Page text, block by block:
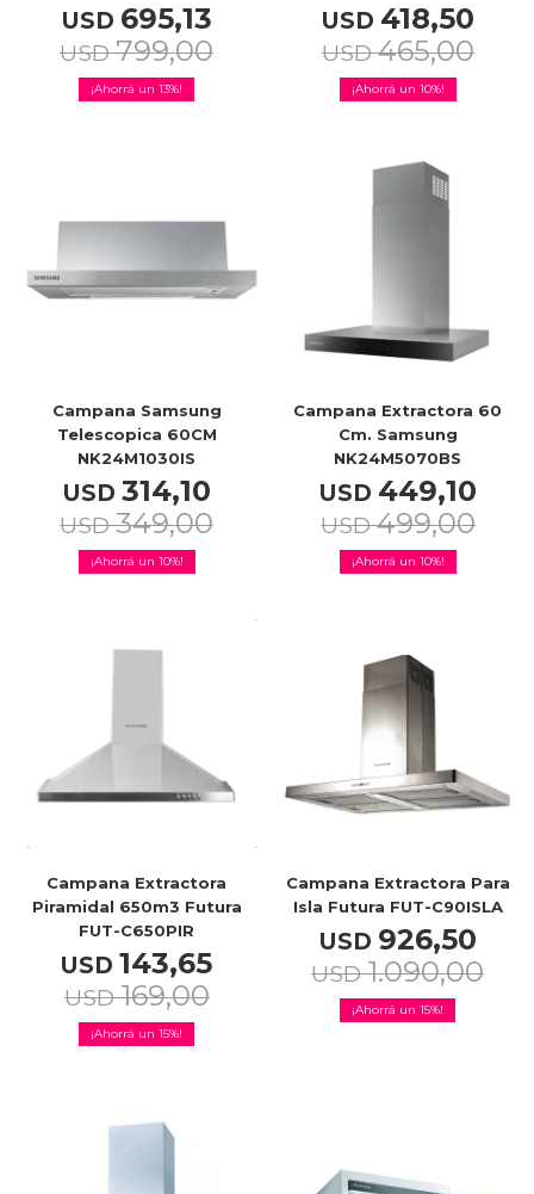
USD 695,13
USD 799,00
13
USD 418,50
USD 465,00
10
Campana Samsung
Telescopica 60CM
NK24M1030IS
USD 314,10
USD 349,00
10
Campana Extractora 60
Cm. Samsung
NK24M5070BS
USD 449,10
USD 499,00
10
Campana Extractora
Piramidal 650m3 Futura
FUT-C650PIR
USD 143,65
USD 169,00
15
Campana Extractora Para
Isla Futura FUT-C90ISLA
USD 926,50
USD 1.090,00
15